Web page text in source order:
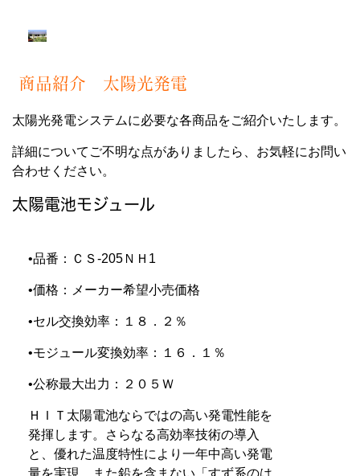
商品紹介 太陽光発電
太陽光発電システムに必要な各商品をご紹介いたします。
詳細についてご不明な点がありましたら、お気軽にお問い
合わせください。
太陽電池モジュール
•品番：ＣＳ-205ＮＨ1
•価格：メーカー希望小売価格
•セル交換効率：１８．２％
•モジュール変換効率：１６．１％
•公称最大出力：２０５Ｗ
ＨＩＴ太陽電池ならではの高い発電性能を
発揮します。さらなる高効率技術の導入
と、優れた温度特性により一年中高い発電